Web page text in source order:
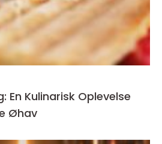
En Kulinarisk Oplevelse
Øhav